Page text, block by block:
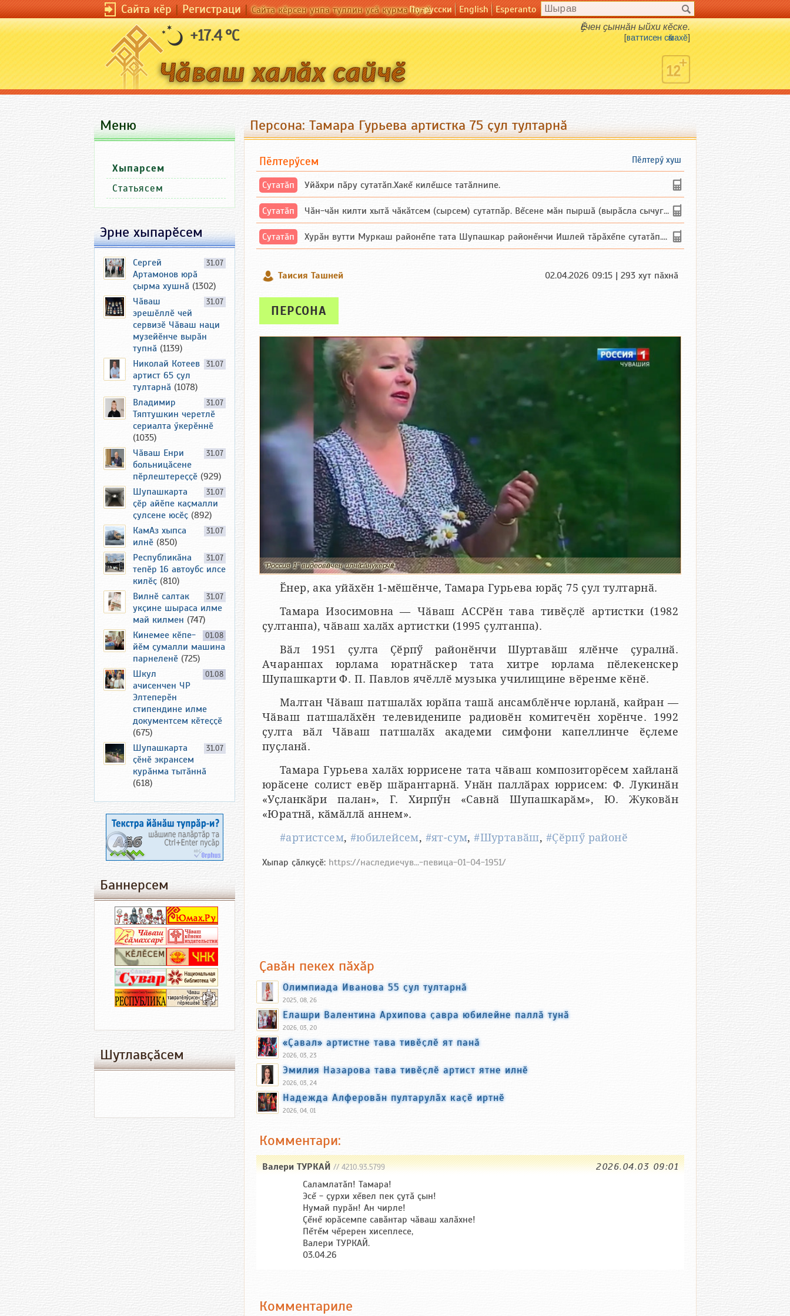
Сайта кӗр|Регистраци|Сайта кӗрсен унпа туллин усӑ курма пулӗПо-русски English Esperanto
+17.4 °C Ӗҫчен ҫыннӑн ыйхи кӗске.
[ваттисен сӑмахӗ]
Персона: Тамара Гурьева артистка 75 ҫул тултарнӑ
Пӗлтерӳ хуш
Пӗлтерӳсем
Сутатӑп Уйăхри пăру сутатăп.Хакĕ килĕшсе татăлнипе.
Сутатӑп Чăн-чăн килти хытă чăкăтсем (сырсем) сутатпăр. Вĕсене мăн пыршă (вырăсла сычуг) ...
Сутатӑп Хурăн вутти Муркаш районĕпе тата Шупашкар районĕнчи Ишлей тăрăхĕпе сутатăп. Ха...
Таисия Ташней 02.04.2026 09:15 | 293 хут пӑхнӑ
ПЕРСОНА
"Россия 1" видеовӗнчен илнӗ сӑнӳкерчӗк
Ӗнер, ака уйӑхӗн 1-мӗшӗнче, Тамара Гурьева юрӑҫ 75 ҫул тултарнӑ.
Тамара Изосимовна — Чӑваш АССРӗн тава тивӗҫлӗ артистки (1982
ҫултанпа), чӑваш халӑх артистки (1995 ҫултанпа).
Вӑл 1951 ҫулта Ҫӗрпӳ районӗнчи Шуртавӑш ялӗнче ҫуралнӑ.
Ачаранпах юрлама юратнӑскер тата хитре юрлама пӗлекенскер
Шупашкарти Ф. П. Павлов ячӗллӗ музыка училищине вӗренме кӗнӗ.
Малтан Чӑваш патшалӑх юрӑпа ташӑ ансамблӗнче юрланӑ, кайран —
Чӑваш патшалӑхӗн телевиденипе радиовӗн комитечӗн хорӗнче. 1992
ҫулта вӑл Чӑваш патшалӑх академи симфони капеллинче ӗҫлеме
пуҫланӑ.
Тамара Гурьева халӑх юррисене тата чӑваш композиторӗсем хайланӑ
юрӑсене солист евӗр шӑрантарнӑ. Унӑн паллӑрах юррисем: Ф. Лукинӑн
«Уҫланкӑри палан», Г. Хирпӳн «Савнӑ Шупашкарӑм», Ю. Жуковӑн
«Юратнӑ, кӑмӑллӑ аннем».
#артистсем, #юбилейсем, #ят-сум,#Шуртавӑш, #Ҫӗрпӳ районӗ
Хыпар ҫӑлкуҫӗ: https://наследиечув...-певица-01-04-1951/
Ҫавӑн пекех пӑхӑр
Олимпиада Иванова 55 ҫул тултарнӑ
2025, 08, 26
Елашри Валентина Архипова ҫавра юбилейне паллӑ тунӑ
2026, 03, 20
«Ҫавал» артистне тава тивӗҫлӗ ят панӑ
2026, 03, 23
Эмилия Назарова тава тивӗҫлӗ артист ятне илнӗ
2026, 03, 24
Надежда Алферовӑн пултарулӑх каҫӗ иртнӗ
2026, 04, 01
Комментари:
Валери ТУРКАЙ// 4210.93.5799
2026.04.03 09:01
Саламлатăп! Тамара!
Эсĕ - çурхи хĕвел пек çутă çын!
Нумай пурăн! Ан чирле!
Çĕнĕ юрăсемпе савăнтар чăваш халăхне!
Пĕтĕм чĕререн хисеплесе,
Валери ТУРКАЙ.
03.04.26
Комментариле
Меню
Хыпарсем
Статьясем
Эрне хыпарӗсем
31.07
Сергей
Артамонов юрӑ
ҫырма хушнӑ (1302)
31.07
Чӑваш
эрешӗллӗ чей
сервизӗ Чӑваш наци
музейӗнче вырӑн
тупнӑ (1139)
31.07
Николай Котеев
артист 65 ҫул
тултарнӑ (1078)
31.07
Владимир
Тяптушкин черетлӗ
сериалта ӳкерӗннӗ
(1035)
31.07
Чӑваш Енри
больницӑсене
пӗрлештереҫҫӗ (929)
31.07
Шупашкарта
ҫӗр айӗпе каҫмалли
ҫулсене юсӗҫ (892)
31.07
КамАз хыпса
илнӗ (850)
31.07
Республикӑна
тепӗр 16 автоубс илсе
килӗҫ (810)
31.07
Вилнӗ салтак
укҫине шыраса илме
май килмен (747)
01.08
Кинемее кӗпе-
йӗм ҫумалли машина
парнеленӗ (725)
01.08
Шкул
ачисенчен ЧР
Элтеперӗн
стипендине илме
документсем кӗтеҫҫӗ
(675)
31.07
Шупашкарта
ҫӗнӗ экрансем
курӑнма тытӑннӑ
(618)
Баннерсем
Шутлавҫӑсем